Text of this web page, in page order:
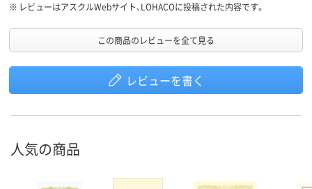
※ レビューはアスクルWebサイト、LOHACOに投稿された内容です。
この商品のレビューを全て見る
レビューを書く
人気の商品